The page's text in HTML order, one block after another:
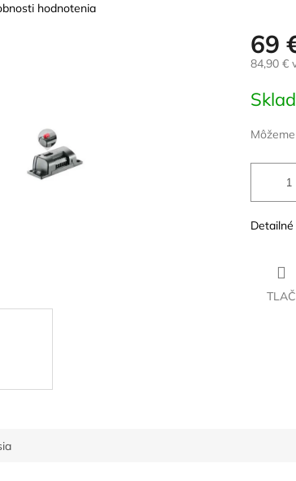
hodnotenia
69
84,90 €
cena:
TLAČ